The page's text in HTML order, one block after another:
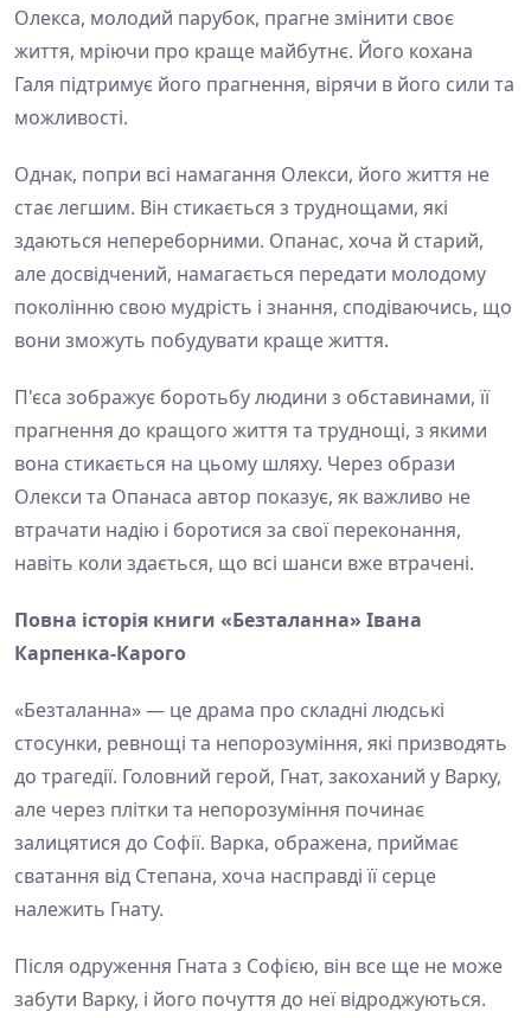
Олекса, молодий парубок, прагне змінити своє
життя, мріючи про краще майбутнє. Його кохана
Галя підтримує його прагнення, вірячи в його сили та
можливості.
Однак, попри всі намагання Олекси, його життя не
стає легшим. Він стикається з труднощами, які
здаються непереборними. Опанас, хоча й старий,
але досвідчений, намагається передати молодому
поколінню свою мудрість і знання, сподіваючись, що
вони зможуть побудувати краще життя.
П'єса зображує боротьбу людини з обставинами, її
прагнення до кращого життя та труднощі, з якими
вона стикається на цьому шляху. Через образи
Олекси та Опанаса автор показує, як важливо не
втрачати надію і боротися за свої переконання,
навіть коли здається, що всі шанси вже втрачені.
Повна історія книги «Безталанна» Івана
Карпенка-Карого
«Безталанна» — це драма про складні людські
стосунки, ревнощі та непорозуміння, які призводять
до трагедії. Головний герой, Гнат, закоханий у Варку,
але через плітки та непорозуміння починає
залицятися до Софії. Варка, ображена, приймає
сватання від Степана, хоча насправді її серце
належить Гнату.
Після одруження Гната з Софією, він все ще не може
забути Варку, і його почуття до неї відроджуються.